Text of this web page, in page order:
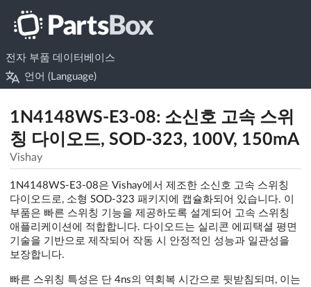
전자 부품 데이터베이스
언어 (Language)
1N4148WS-E3-08: 소신호 고속 스위
칭 다이오드, SOD-323, 100V, 150mA
Vishay
1N4148WS-E3-08은 Vishay에서 제조한 소신호 고속 스위칭
다이오드로, 소형 SOD-323 패키지에 캡슐화되어 있습니다. 이
부품은 빠른 스위칭 기능을 제공하도록 설계되어 고속 스위칭
애플리케이션에 적합합니다. 다이오드는 실리콘 에피택셜 평면
기술을 기반으로 제작되어 작동 시 안정적인 성능과 일관성을
보장합니다.
빠른 스위칭 특성은 단 4ns의 역회복 시간으로 뒷받침되며, 이는